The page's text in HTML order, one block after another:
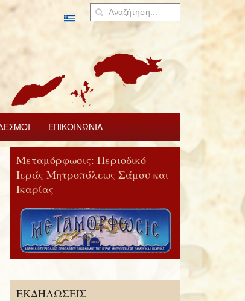
ΕΠΙΚΟΙΝΩΝΙΑ
Μεταμόρφωσις: Περιοδικό
Ιεράς Μητροπόλεως Σάμου και
Ικαρίας
ΕΚΔΗΛΩΣΕΙΣ